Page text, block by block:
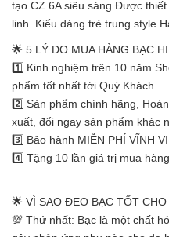
tạo CZ 6A siêu sáng.Được
linh. Kiểu dáng trẻ trung style
🌟 5 LÝ DO MUA HÀNG BẠC
1️⃣ Kinh nghiệm trên 10 năm
phẩm tốt nhất tới Quý Khách.
2️⃣ Sản phẩm chính hãng,
xuất, đổi ngay sản phẩm khác
3️⃣ Bảo hành MIỄN PHÍ VĨNH
4️⃣ Tặng 10 lần giá trị mua
🌟 VÌ SAO ĐEO BẠC TỐT
💯 Thứ nhất: Bạc là một chất